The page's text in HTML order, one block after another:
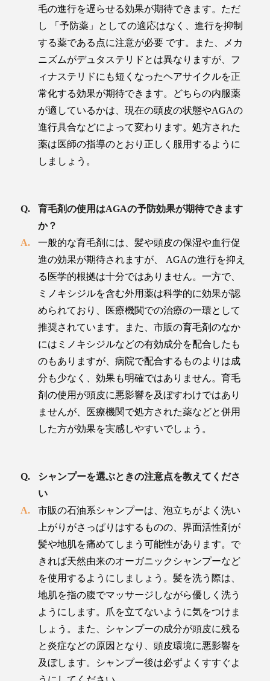
毛の進行を遅らせる効果が期待できます。ただ
し 「予防薬」としての適応はなく、進行を抑制
する薬である点に注意が必要 です。また、メカ
ニズムがデュタステリドとは異なりますが、フ
ィナステリドにも短くなったヘアサイクルを正
常化する効果が期待できます。どちらの内服薬
が適しているかは、現在の頭皮の状態やAGAの
進行具合などによって変わります。処方された
薬は医師の指導のとおり正しく服用するように
しましょう。
育毛剤の使用はAGAの予防効果が期待できます
か？
一般的な育毛剤には、髪や頭皮の保湿や血行促
進の効果が期待されますが、 AGAの進行を抑え
る医学的根拠は十分ではありません。一方で、
ミノキシジルを含む外用薬は科学的に効果が認
められており、医療機関での治療の一環として
推奨されています。また、市販の育毛剤のなか
にはミノキシジルなどの有効成分を配合したも
のもありますが、病院で配合するものよりは成
分も少なく、効果も明確ではありません。育毛
剤の使用が頭皮に悪影響を及ぼすわけではあり
ませんが、医療機関で処方された薬などと併用
した方が効果を実感しやすいでしょう。
シャンプーを選ぶときの注意点を教えてくださ
い
市販の石油系シャンプーは、泡立ちがよく洗い
上がりがさっぱりはするものの、界面活性剤が
髪や地肌を痛めてしまう可能性があります。で
きれば天然由来のオーガニックシャンプーなど
を使用するようにしましょう。髪を洗う際は、
地肌を指の腹でマッサージしながら優しく洗う
ようにします。爪を立てないように気をつけま
しょう。また、シャンプーの成分が頭皮に残る
と炎症などの原因となり、頭皮環境に悪影響を
及ぼします。シャンプー後は必ずよくすすぐよ